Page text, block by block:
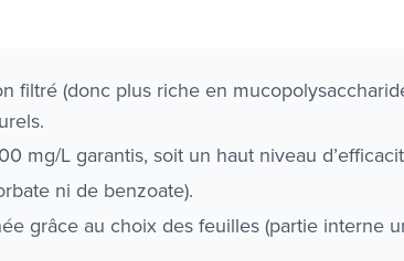
filtré (donc plus riche en
mg/L garantis, soit un haut niveau
ni de benzoate).
grâce au choix des feuilles (partie interne